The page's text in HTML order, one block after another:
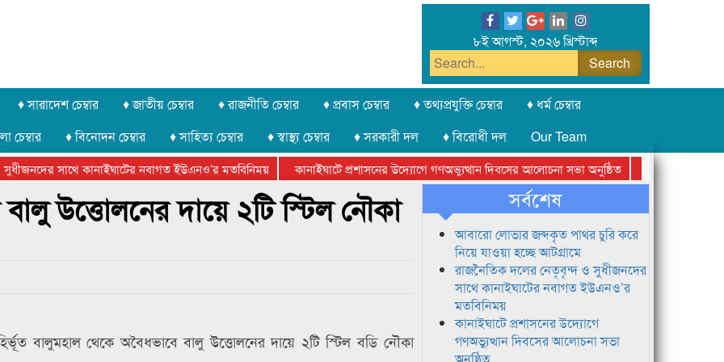
৮ই আগস্ট, ২০২৬ খ্রিস্টাব্দ
♦ সারাদেশ চেম্বার ♦ জাতীয় চেম্বার ♦ রাজনীতি চেম্বার ♦ প্রবাস চেম্বার ♦ তথ্যপ্রযুক্তি চেম্বার
♦ ধর্ম চেম্বার
চেম্বার ♦ বিনোদন চেম্বার ♦ সাহিত্য চেম্বার ♦ স্বাস্থ্য চেম্বার ♦ সরকারী দল ♦ বিরোধী দল
Our Team
সাথে কানাইঘাটের নবাগত ইউএনও’র মতবিনিময় কানাইঘাটে প্রশাসনের উদ্যোগে গণঅভ্যুত্থান দিবসের আলোচনা সভা অনুষ্ঠিত
সিলেট অনলাইন
ফেডারেশানের বিভাগীয় অভিনয় কর্মশালা সম্পন্ন
উত্তোলনের দায়ে ২টি স্টিল নৌকা
বালুমহাল থেকে অবৈধভাবে বালু উত্তোলনের দায়ে ২টি স্টিল বডি নৌকা
সর্বশেষ
আবারো লোভার জব্দকৃত পাথর চুরি করে
নিয়ে যাওয়া হচ্ছে আটগ্রামে
রাজনৈতিক দলের নেতৃবৃন্দ ও সুধীজনদের
সাথে কানাইঘাটের নবাগত ইউএনও’র
মতবিনিময়
কানাইঘাটে প্রশাসনের উদ্যোগে
গণঅভ্যুত্থান দিবসের আলোচনা সভা